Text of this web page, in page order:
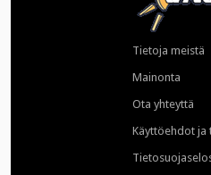
Tietoja meistä
Mainonta
Ota yhteyttä
Käyttöehdot ja